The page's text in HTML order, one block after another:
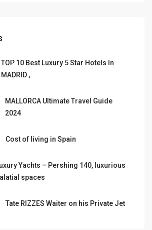
TOP 10 Best Luxury 5 Star Hotels In
MADRID ,
MALLORCA Ultimate Travel Guide
2024
Cost of living in Spain
Yachts – Pershing 140, luxurious
spaces
Tate RIZZES Waiter on his Private Jet